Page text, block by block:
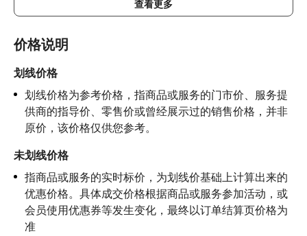
，在结合自身身体真实状况、年龄等情况并充分参考当地相关
3.禁止孕妇、患有高血压、心脏病等不适合刺激性游玩项目的疾病
患者及严重恐高、体质较弱的游客参加本产品内包含的项目，
隐瞒前述情况参加项目发生意外的，由您本人承担一切责任，因此
给旅行社造成损失的，还需对旅行社进行全额赔偿；
4.因本产品内可能包含多个旅游项目，请您在预订本产品之前与客
服工作人员沟通了解本产品内各项目的准入年龄、准入身高及准入
体重等准入要求，否则预订失败或预订后无法成行的后果由您自行
5.请您在参与项目期间全程穿戴好安全护具，避免发生意外事件；
通，工作人员将会及时为您提供必要支持。
查看更多
价格说明
划线价格
划线价格为参考价格，指商品或服务的门市价、服务提
供商的指导价、零售价或曾经展示过的销售价格，并非
原价，该价格仅供您参考。
未划线价格
指商品或服务的实时标价，为划线价基础上计算出来的
优惠价格。具体成交价格根据商品或服务参加活动，或
会员使用优惠券等发生变化，最终以订单结算页价格为
准